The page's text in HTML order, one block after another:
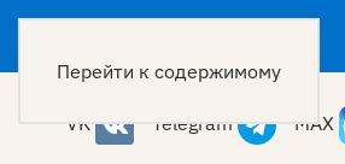
Перейти к содержимому
VK Telegram MAX